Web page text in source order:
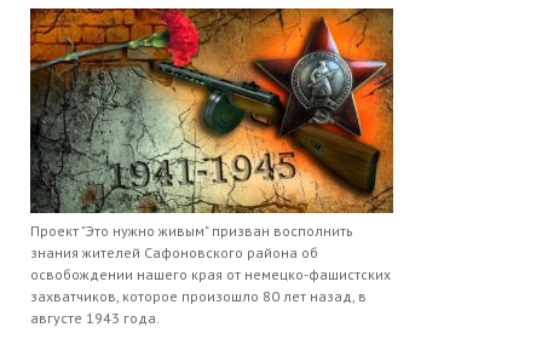
Проект "Это нужно живым" призван восполнить
знания жителей Сафоновского района об
освобождении нашего края от немецко-фашистских
захватчиков, которое произошло 80 лет назад, в
августе 1943 года.